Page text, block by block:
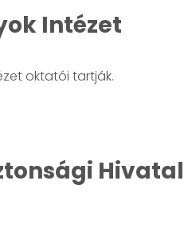
Intézet
oktatói tartják.
Hivatal